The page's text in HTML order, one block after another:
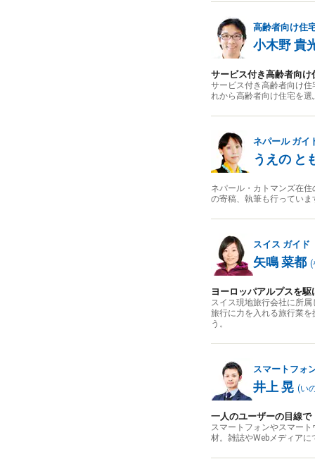
高齢者向け住
小木野 貴
サービス付き高齢者向
サービス付き高齢者向け
れから高齢者向け住宅を
ネパールガイ
うえの と
ネパール・カトマンズ在
の寄稿、執筆も行っていま
スイス ガイド
矢鳴 菜都 (
ヨーロッパアルプスを
スイス現地旅行会社に所
旅行に力を入れる旅行業
う。
スマートフォ
井上 晃 (い
一人のユーザーの目線で
スマートフォンやスマー
材。雑誌やWebメディア